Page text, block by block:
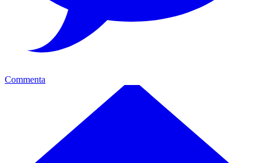
Commenta